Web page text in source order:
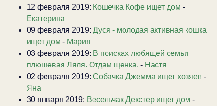
12 февраля 2019: Кошечка Кофе ищет дом -
Екатерина
09 февраля 2019: Дуся - молодая активная кошка
ищет дом - Мария
03 февраля 2019: В поисках любящей семьи
плюшевая Ляля. Отдам щенка. - Настя
02 февраля 2019: Собачка Джемма ищет хозяев -
Яна
30 января 2019: Весельчак Декстер ищет дом -